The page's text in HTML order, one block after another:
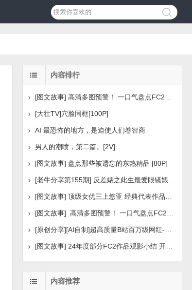
内容排行
[大壮TV]穴脸同框[100P]
AI 最恐怖的地方，是迫使人们卷智商
男人的潮喷，第二篇。[2V]
[图文故事] 盘点那些被遗忘的东热精品 [80P]
[图文故事] 24年度部分FC2作品观影小结 开年王炸后续
内容推荐